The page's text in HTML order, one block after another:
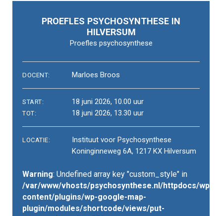
PROEFLES PSYCHOSYNTHESE IN
HILVERSUM
Proefles psychosynthese
DOCENT: Marloes Broos
START: 18 juni 2026, 10.00 uur
TOT: 18 juni 2026, 13.30 uur
LOCATIE:
Instituut voor Psychosynthese
Koninginneweg 6A, 1217 KX Hilversum
Warning: Undefined array key "custom_style" in
/var/www/vhosts/psychosynthese.nl/httpdocs/wp-
content/plugins/wp-google-map-
plugin/modules/shortcode/views/put-